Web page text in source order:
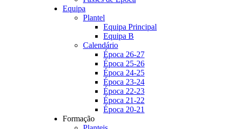
Equipa
Plantel
Equipa Principal
Equipa B
Calendário
Época 26-27
Época 25-26
Época 24-25
Época 23-24
Época 22-23
Época 21-22
Época 20-21
Formação